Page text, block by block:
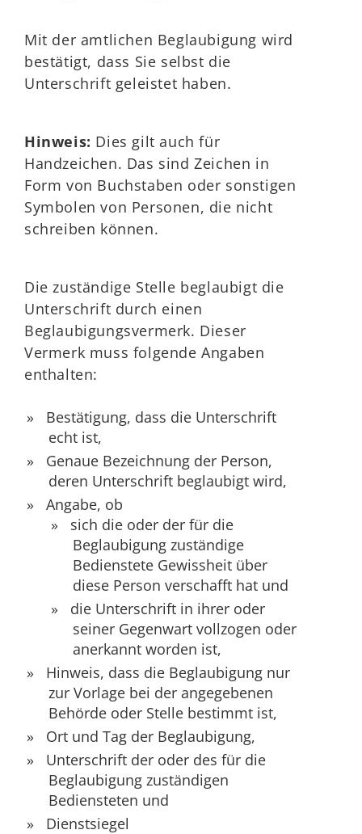
Mit der amtlichen Beglaubigung wird
bestätigt, dass Sie selbst die
Unterschrift geleistet haben.
Hinweis: Dies gilt auch für
Handzeichen. Das sind Zeichen in
Form von Buchstaben oder sonstigen
Symbolen von Personen, die nicht
schreiben können.
Die zuständige Stelle beglaubigt die
Unterschrift durch einen
Beglaubigungsvermerk. Dieser
Vermerk muss folgende Angaben
enthalten:
Bestätigung, dass die Unterschrift
echt ist,
Genaue Bezeichnung der Person,
deren Unterschrift beglaubigt wird,
Angabe, ob
sich die oder der für die
Beglaubigung zuständige
Bedienstete Gewissheit über
diese Person verschafft hat und
die Unterschrift in ihrer oder
seiner Gegenwart vollzogen oder
anerkannt worden ist,
Hinweis, dass die Beglaubigung nur
zur Vorlage bei der angegebenen
Behörde oder Stelle bestimmt ist,
Ort und Tag der Beglaubigung,
Unterschrift der oder des für die
Beglaubigung zuständigen
Bediensteten und
Dienstsiegel